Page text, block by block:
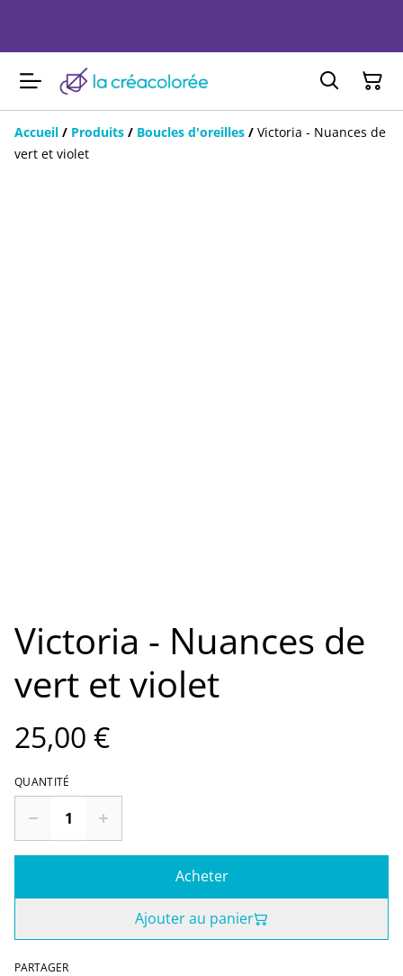
Accueil / Produits / Boucles d'oreilles / Victoria - Nuances de
vert et violet
Victoria - Nuances de
vert et violet
25,00 €
QUANTITÉ
Acheter
Ajouter au panier
PARTAGER